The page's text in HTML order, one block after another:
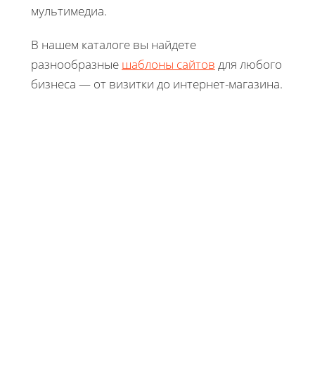
мультимедиа.
В нашем каталоге вы найдете
разнообразные шаблоны сайтов для любого
бизнеса — от визитки до интернет-магазина.